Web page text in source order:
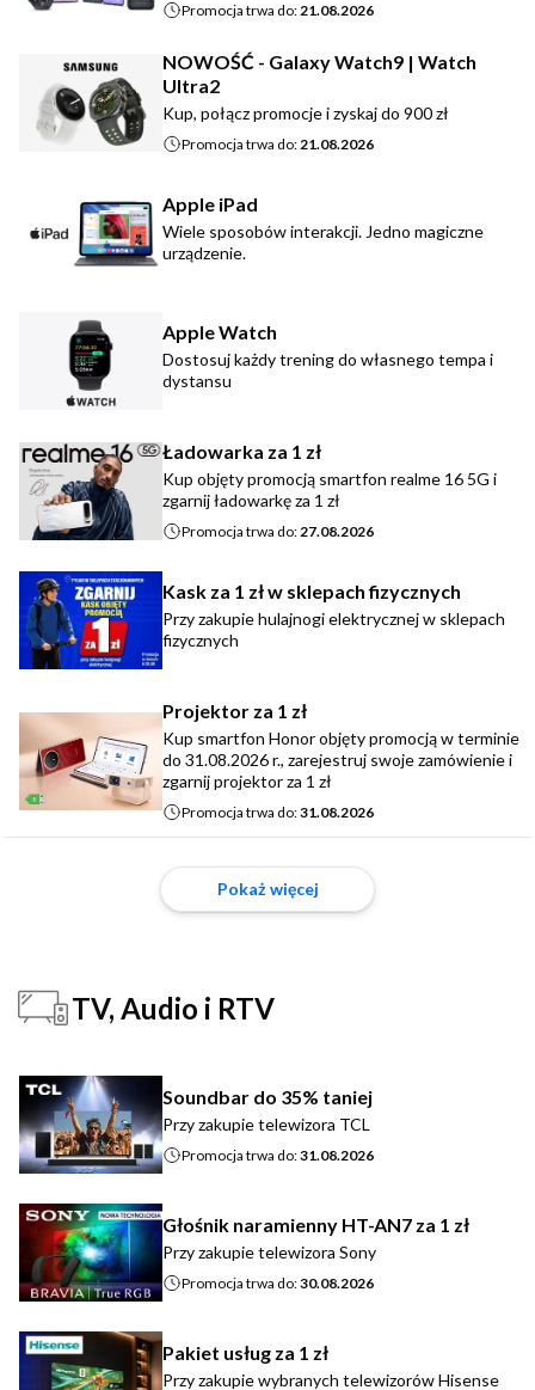
Promocja trwa do:21.08.2026
NOWOŚĆ - Galaxy Watch9 | Watch
Ultra2
Kup, połącz promocje i zyskaj do 900 zł
Promocja trwa do:21.08.2026
Apple iPad
Wiele sposobów interakcji. Jedno magiczne
urządzenie.
Apple Watch
Dostosuj każdy trening do własnego tempa i
dystansu
Ładowarka za 1 zł
Kup objęty promocją smartfon realme 16 5G i
zgarnij ładowarkę za 1 zł
Promocja trwa do:27.08.2026
Kask za 1 zł w sklepach fizycznych
Przy zakupie hulajnogi elektrycznej w sklepach
fizycznych
Projektor za 1 zł
Kup smartfon Honor objęty promocją w terminie
do 31.08.2026 r., zarejestruj swoje zamówienie i
zgarnij projektor za 1 zł
Promocja trwa do:31.08.2026
Pokaż więcej
TV, Audio i RTV
Soundbar do 35% taniej
Przy zakupie telewizora TCL
Promocja trwa do:31.08.2026
Głośnik naramienny HT-AN7 za 1 zł
Przy zakupie telewizora Sony
Promocja trwa do:30.08.2026
Pakiet usług za 1 zł
Przy zakupie wybranych telewizorów Hisense